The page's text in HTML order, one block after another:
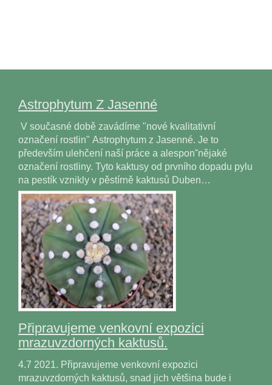
Astrophytum Z Jasenné
V současné době zavádíme "nové kvalitativní
označení rostlin" Astrophytum z Jasenné. Je to
především ulehčení naší práce a alesponˇnějaké
označení rostliny. Tyto kaktusy od prvního dopadu pylu
na pestík vznikly v pěstírně kaktusů Duben…
Připravujeme venkovní expozici
mrazuvzdorných kaktusů.
4.7 2021. Připravujeme venkovní expozici
mrazuvzdorných kaktusů, snad jich většina bude i